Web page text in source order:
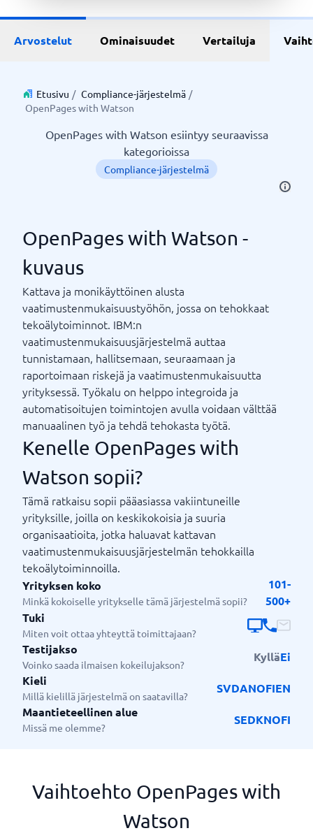
Arvostelut Ominaisuudet Vertailuja
Etusivu / Compliance-järjestelmä /
OpenPages with Watson
OpenPages with Watson esiintyy seuraavissa
kategorioissa
Compliance-järjestelmä
OpenPages with Watson -
kuvaus
Kattava ja monikäyttöinen alusta
vaatimustenmukaisuustyöhön, jossa on tehokkaat
tekoälytoiminnot. IBM:n
vaatimustenmukaisuusjärjestelmä auttaa
tunnistamaan, hallitsemaan, seuraamaan ja
raportoimaan riskejä ja vaatimustenmukaisuutta
yrityksessä. Työkalu on helppo integroida ja
automatisoitujen toimintojen avulla voidaan välttää
manuaalinen työ ja tehdä tehokasta työtä.
Kenelle OpenPages with
Watson sopii?
Tämä ratkaisu sopii pääasiassa vakiintuneille
yrityksille, joilla on keskikokoisia ja suuria
organisaatioita, jotka haluavat kattavan
vaatimustenmukaisuusjärjestelmän tehokkailla
tekoälytoiminnoilla.
Yrityksen koko
Minkä kokoiselle yritykselle tämä järjestelmä sopii?
101-
500+
Tuki
Miten voit ottaa yhteyttä toimittajaan?
Testijakso
Voinko saada ilmaisen kokeilujakson?
KylläEi
Kieli
Millä kielillä järjestelmä on saatavilla?
SVDANOFIEN
Maantieteellinen alue
Missä me olemme?
SEDKNOFI
Vaihtoehto OpenPages with
Watson